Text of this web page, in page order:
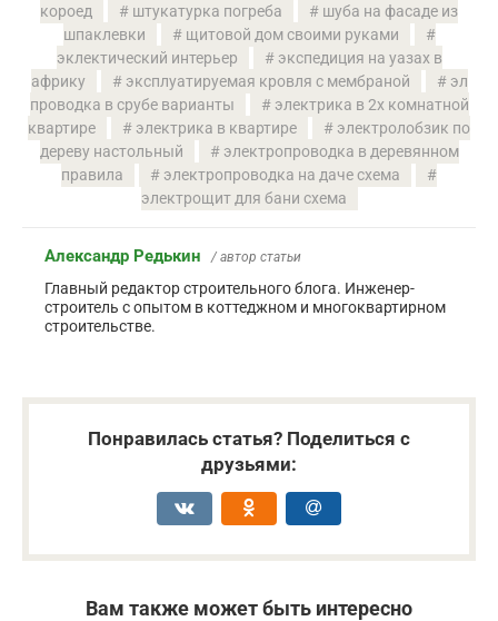
короед
штукатурка погреба
шуба на фасаде из
шпаклевки
щитовой дом своими руками
эклектический интерьер
экспедиция на уазах в
африку
эксплуатируемая кровля с мембраной
эл
проводка в срубе варианты
электрика в 2х комнатной
квартире
электрика в квартире
электролобзик по
дереву настольный
электропроводка в деревянном
правила
электропроводка на даче схема
электрощит для бани схема
Александр Редькин / автор статьи
Главный редактор строительного блога. Инженер-
строитель с опытом в коттеджном и многоквартирном
строительстве.
Понравилась статья? Поделиться с
друзьями:
Вам также может быть интересно